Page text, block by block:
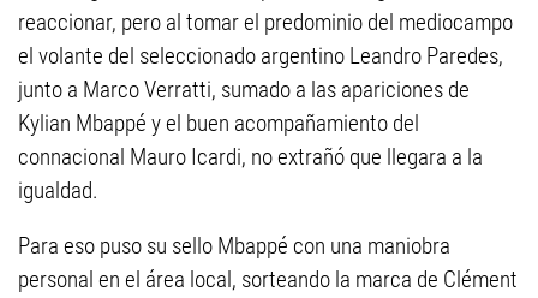
reaccionar, pero al tomar el predominio del mediocampo
el volante del seleccionado argentino Leandro Paredes,
junto a Marco Verratti, sumado a las apariciones de
Kylian Mbappé y el buen acompañamiento del
connacional Mauro Icardi, no extrañó que llegara a la
igualdad.
Para eso puso su sello Mbappé con una maniobra
personal en el área local, sorteando la marca de Clément